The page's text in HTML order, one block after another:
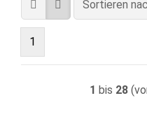
Sortieren
Sortieren
1
1 bis 28